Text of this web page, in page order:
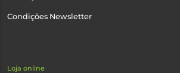
Condições Newsletter
Loja online